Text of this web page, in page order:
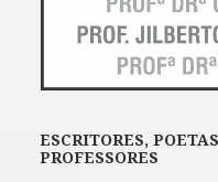
ESCRITORES,
PROFESSORES